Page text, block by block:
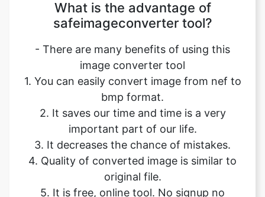
image converter tool
1. You can easily convert image from nef to
bmp format.
2. It saves our time and time is a very
important part of our life.
3. It decreases the chance of mistakes.
4. Quality of converted image is similar to
original file.
5. It is free, online tool. No signup no
installation needed.
6. Safe and secure tool.
7. It takes no time to give desired result.